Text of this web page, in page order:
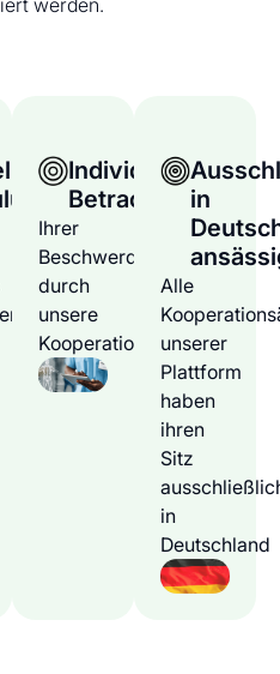
Individuelle
Betrachtung
Ihrer
Beschwerden
durch
unsere
Kooperationsärzte
in
Alle
unserer
Plattform
haben
ihren
Sitz
in
Deutschland